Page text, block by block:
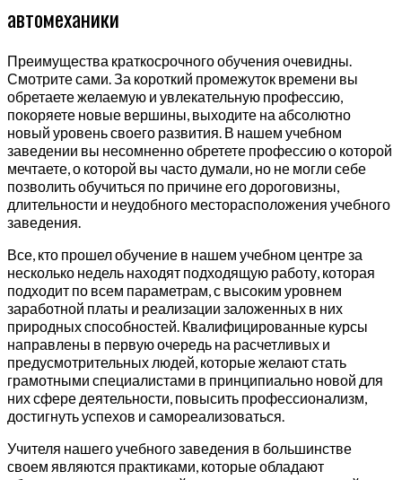
автомеханики
Преимущества краткосрочного обучения очевидны.
Смотрите сами. За короткий промежуток времени вы
обретаете желаемую и увлекательную профессию,
покоряете новые вершины, выходите на абсолютно
новый уровень своего развития. В нашем учебном
заведении вы несомненно обретете профессию о которой
мечтаете, о которой вы часто думали, но не могли себе
позволить обучиться по причине его дороговизны,
длительности и неудобного месторасположения учебного
заведения.
Все, кто прошел обучение в нашем учебном центре за
несколько недель находят подходящую работу, которая
подходит по всем параметрам, с высоким уровнем
заработной платы и реализации заложенных в них
природных способностей. Квалифицированные курсы
направлены в первую очередь на расчетливых и
предусмотрительных людей, которые желают стать
грамотными специалистами в принципиально новой для
них сфере деятельности, повысить профессионализм,
достигнуть успехов и самореализоваться.
Учителя нашего учебного заведения в большинстве
своем являются практиками, которые обладают